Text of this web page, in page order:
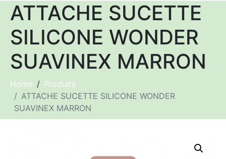
ATTACHE SUCETTE
SILICONE WONDER
SUAVINEX MARRON
Home
Produits
ATTACHE SUCETTE SILICONE WONDER
SUAVINEX MARRON